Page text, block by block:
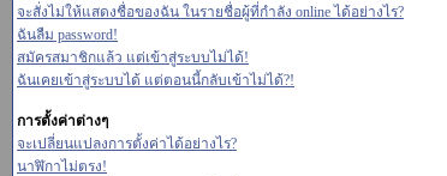
จะสั่งไม่ให้แสดงชื่อของฉัน ในรายชื่อผู้ที่กำลัง online ได้อย่างไร?
ฉันลืม password!
สมัครสมาชิกแล้ว แต่เข้าสู่ระบบไม่ได้!
ฉันเคยเข้าสู่ระบบได้ แต่ตอนนี้กลับเข้าไม่ได้?!
การตั้งค่าต่างๆ
จะเปลี่ยนแปลงการตั้งค่าได้อย่างไร?
นาฬิกาไม่ตรง!